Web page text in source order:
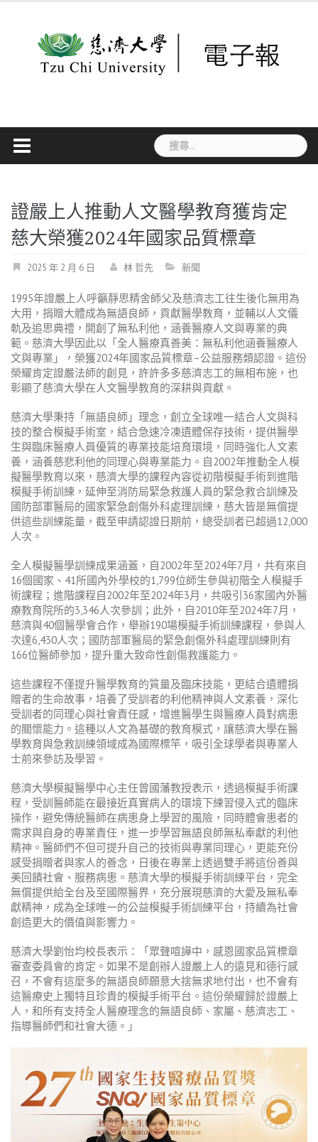
搜
尋
字:
證嚴上人推動人文醫學教育獲肯定
慈大榮獲2024年國家品質標章
2025 年 2 月 6 日 林 哲先 新聞
1995年證嚴上人呼籲靜思精舍師父及慈濟志工往生後化無用為
大用，捐贈大體成為無語良師，貢獻醫學教育，並輔以人文儀
軌及追思典禮，開創了無私利他，涵養醫療人文與專業的典
範。慈濟大學因此以「全人醫療真善美：無私利他涵養醫療人
文與專業」，榮獲2024年國家品質標章–公益服務類認證。這份
榮耀肯定證嚴法師的創見，許許多多慈濟志工的無相布施，也
彰顯了慈濟大學在人文醫學教育的深耕與貢獻。
慈濟大學秉持「無語良師」理念，創立全球唯一結合人文與科
技的整合模擬手術室，結合急速冷凍遺體保存技術，提供醫學
生與臨床醫療人員優質的專業技能培育環境，同時強化人文素
養，涵養慈悲利他的同理心與專業能力。自2002年推動全人模
擬醫學教育以來，慈濟大學的課程內容從初階模擬手術到進階
模擬手術訓練，延伸至消防局緊急救護人員的緊急救合訓練及
國防部軍醫局的國家緊急創傷外科處理訓練，慈大皆是無償提
供這些訓練能量， 截至申請認證日期前，總受訓者已超過12,000
人次。
全人模擬醫學訓練成果涵蓋，自2002年至2024年7月，共有來自
16個國家、 41所國內外學校的1,799位師生參與初階全人模擬手
術課程；進階課程自2002年至2024年3月，共吸引36家國內外醫
療教育院所的3,346人次參訓；此外，自2010年至2024年7月，
慈濟與40個醫學會合作，舉辦190場模擬手術訓練課程，參與人
次達6,430人次；國防部軍醫局的緊急創傷外科處理訓練則有
166位醫師參加，提升重大致命性創傷救護能力。
這些課程不僅提升醫學教育的質量及臨床技能，更結合遺體捐
贈者的生命故事，培養了受訓者的利他精神與人文素養，深化
受訓者的同理心與社會責任感，增進醫學生與醫療人員對病患
的關懷能力。這種以人文為基礎的教育模式，讓慈濟大學在醫
學教育與急救訓練領域成為國際標竿，吸引全球學者與專業人
士前來參訪及學習。
慈濟大學模擬醫學中心主任曾國藩教授表示，透過模擬手術課
程，受訓醫師能在最接近真實病人的環境下練習侵入式的臨床
操作，避免傳統醫師在病患身上學習的風險，同時體會患者的
需求與自身的專業責任，進一步學習無語良師無私奉獻的利他
精神。醫師們不但可提升自己的技術與專業同理心，更能充份
感受捐贈者與家人的善念，日後在專業上透過雙手將這份善與
美回饋社會、服務病患。慈濟大學的模擬手術訓練平台，完全
無償提供給全台及至國際醫界，充分展現慈濟的大愛及無私奉
獻精神，成為全球唯一的公益模擬手術訓練平台，持續為社會
創造更大的價值與影響力。
慈濟大學劉怡均校長表示：「眾聲喧譁中，感恩國家品質標章
審查委員會的肯定。如果不是創辦人證嚴上人的遠見和德行感
召，不會有這麼多的無語良師願意大捨無求地付出，也不會有
這醫療史上獨特且珍貴的模擬手術平台。這份榮耀歸於證嚴上
人，和所有支持全人醫療理念的無語良師、家屬、慈濟志工、
指導醫師們和社會大德。」